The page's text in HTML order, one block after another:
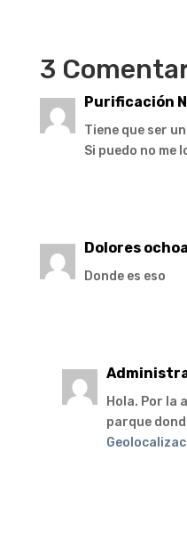
3
Purificación
Tiene que ser
Si puedo no me
Dolores ochoa
Donde es eso
Hola. Por la
parque